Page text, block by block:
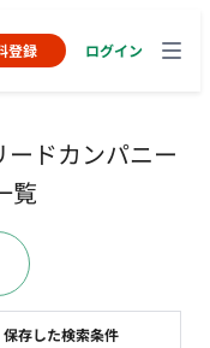
登録 ログイン
ドカンパニー
覧
保存した検索条件